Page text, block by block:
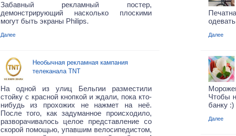
Забавный рекламный постер,
демонстрирующий насколько плоскими
могут быть экраны Philips.
Далее
Необычная рекламная кампания
телеканала TNT
На одной из улиц Бельгии разместили
стойку с красной кнопкой и ждали, пока кто-
нибудь из прохожих не нажмет на неё.
После того, как задуманное происходило,
разворачивалось целое представление со
скорой помощью, упавшим велосипедистом,
Далее
Чтобы
банку :)
Далее